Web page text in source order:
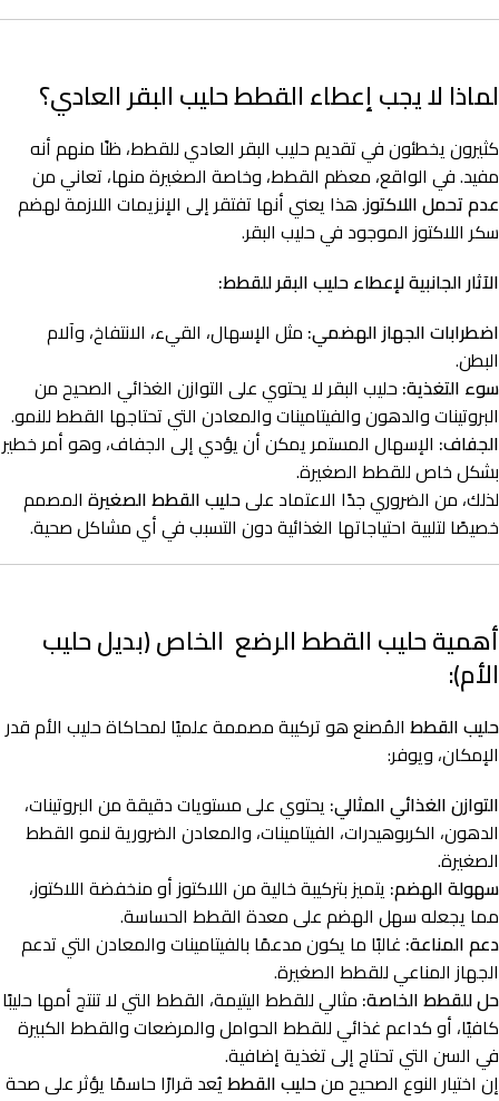
لماذا لا يجب إعطاء القطط حليب البقر العادي؟
كثيرون يخطئون في تقديم حليب البقر العادي للقطط، ظنًا منهم أنه
مفيد. في الواقع، معظم القطط، وخاصة الصغيرة منها، تعاني من
عدم تحمل اللاكتوز. هذا يعني أنها تفتقر إلى الإنزيمات اللازمة لهضم
سكر اللاكتوز الموجود في حليب البقر.
الآثار الجانبية لإعطاء حليب البقر للقطط:
اضطرابات الجهاز الهضمي: مثل الإسهال، القيء، الانتفاخ، وآلام
البطن.
سوء التغذية: حليب البقر لا يحتوي على التوازن الغذائي الصحيح من
البروتينات والدهون والفيتامينات والمعادن التي تحتاجها القطط للنمو.
الجفاف: الإسهال المستمر يمكن أن يؤدي إلى الجفاف، وهو أمر خطير
بشكل خاص للقطط الصغيرة.
لذلك، من الضروري جدًا الاعتماد علىحليب القططالصغيرة المصمم
خصيصًا لتلبية احتياجاتها الغذائية دون التسبب في أي مشاكل صحية.
أهمية حليب القطط الرضع الخاص (بديل حليب
الأم):
حليب القطط المُصنع هو تركيبة مصممة علميًا لمحاكاة حليب الأم قدر
الإمكان، ويوفر:
التوازن الغذائي المثالي: يحتوي على مستويات دقيقة من البروتينات،
الدهون، الكربوهيدرات، الفيتامينات، والمعادن الضرورية لنمو القطط
الصغيرة.
سهولة الهضم: يتميز بتركيبة خالية من اللاكتوز أو منخفضة اللاكتوز،
مما يجعله سهل الهضم على معدة القطط الحساسة.
دعم المناعة: غالبًا ما يكون مدعمًا بالفيتامينات والمعادن التي تدعم
الجهاز المناعي للقطط الصغيرة.
حل للقطط الخاصة: مثالي للقطط اليتيمة، القطط التي لا تنتج أمها حليبًا
كافيًا، أو كداعم غذائي للقطط الحوامل والمرضعات والقطط الكبيرة
في السن التي تحتاج إلى تغذية إضافية.
إن اختيار النوع الصحيح منحليب القططيُعد قرارًا حاسمًا يؤثر على صحة